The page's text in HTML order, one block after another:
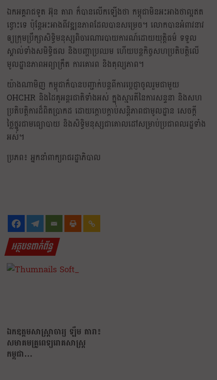
ឯកអគ្គរាជទូត អ៊ុន តារា ក៏បានលើកឡើងថា កម្ពុជាមិនអះអាងថាល្អឥត
ខ្ចោះទេ ប៉ុន្តែអះអាងពីវឌ្ឍនភាពដែលបានសម្រេច។ លោកបានអំពាវនាវ
ឲ្យក្រុមប្រឹក្សាសិទ្ធិមនុស្សពិចារណារបាយការណ៍ដោយយុត្តិធម៌ ទទួល
ស្គាល់ទាំងសមិទ្ធិផល និងបញ្ហាប្រឈម ហើយបន្តកិច្ចសហប្រតិបត្តិលើ
មូលដ្ឋានភាពអព្យាក្រឹត ការគោរព និងតុល្យភាព។
យ៉ាងណាមិញ កម្ពុជាក៏បានបញ្ជាក់បន្តពីការប្តេជ្ញាចូលរួមជាមួយ
OHCHR និងដៃគូអន្តរជាតិទាំងអស់ ក្នុងស្មារតីនៃការសន្ទនា និងសហ
ប្រតិបត្តិការដ៏ពិតប្រាកដ ដោយក្តោបក្តាប់សន្តិភាពជាមូលដ្ឋាន សេចក្ដី
ថ្លៃថ្នូរជាមធ្យោបាយ និងសិទ្ធិមនុស្សជាគោលដៅសម្រាប់ប្រជាពលរដ្ឋទាំង
អស់។
ប្រភព៖ អ្នកនាំពាក្យរាជរដ្ឋាភិបាល
អត្ថបទពាក់ព័ន្ធ
ឯកឧត្តមសាស្ត្រាចារ្យ ឡឹម តារា៖
សមាគមគ្រូពេទ្យរោគសាស្ត្រ
កម្ពុជា…